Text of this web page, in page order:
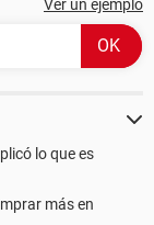
Ver un ejemplo
lo que es
más en